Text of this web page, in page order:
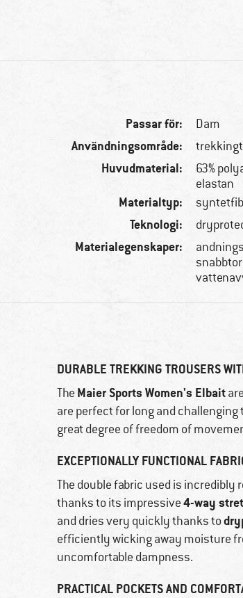
Passar för: Dam
Användningsområde:
Huvudmaterial:
63%
elastan
Materialtyp:
Teknologi:
Materialegenskaper:
DURABLE TREKKING TROUSERS
The Maier Sports Women's Elbait
are perfect for long and
great degree of freedom of
EXCEPTIONALLY FUNCTIONAL
The double fabric used is incredibly
thanks to its impressive4-way
and dries very quickly thanks to
efficiently wicking away moisture
uncomfortable dampness.
PRACTICAL POCKETS AND